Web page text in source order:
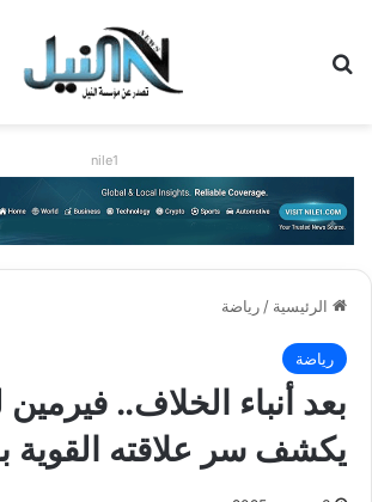
nile1
الرئيسية /رياضة
رياضة
بعد أنباء الخلاف.. فيرمين
يكشف سر علاقته القوية